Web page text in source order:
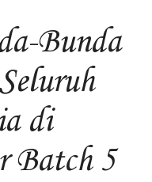
Bunda
di
Batch 5